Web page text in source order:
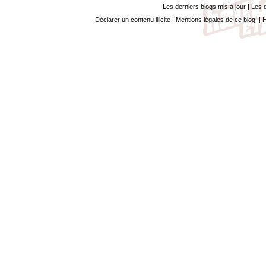
Les derniers blogs mis à jour| Les
Déclarer un contenu illicite| Mentions légales de ce blog|